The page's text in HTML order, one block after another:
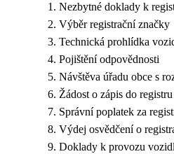
Nezbytné doklady k
Výběr registrační značky
Technická prohlídka
Pojištění odpovědnosti
Návštěva úřadu obce s
Žádost o zápis do registru
Správní poplatek za
Výdej osvědčení o
Doklady k provozu